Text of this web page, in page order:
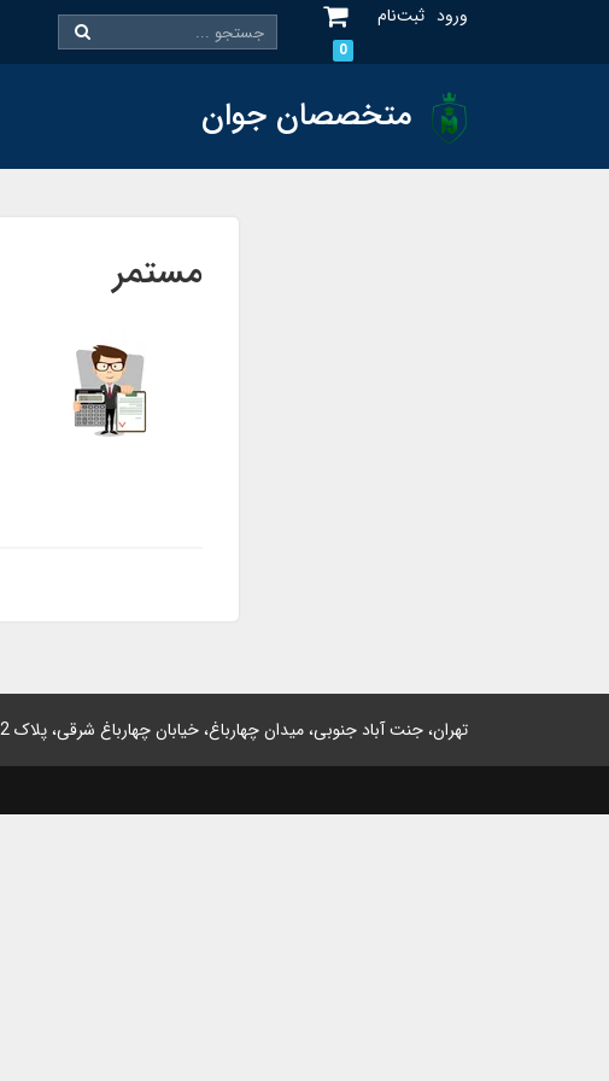
ورود ثبت‌نام
0
متخصصان جوان
مستمر
تهران، جنت آباد جنوبی، میدان چهارباغ، خیابان چهارباغ شرقی، پلاک 82، واحد 1